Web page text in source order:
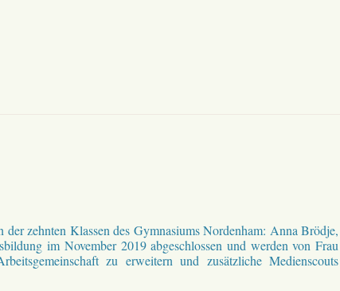
zehnten Klassen des Gymnasiums Nordenham: Anna Brödje,
im November 2019 abgeschlossen und werden von Frau
zu erweitern und zusätzliche Medienscouts